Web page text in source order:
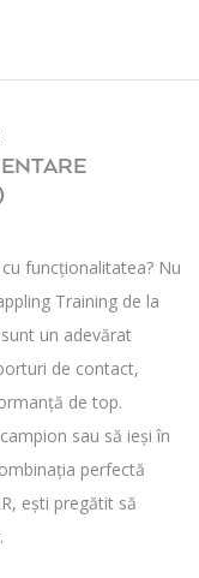
funcționalitatea? Nu
Training de la
un adevărat
de contact,
de top.
sau să ieși în
perfectă
ești pregătit să